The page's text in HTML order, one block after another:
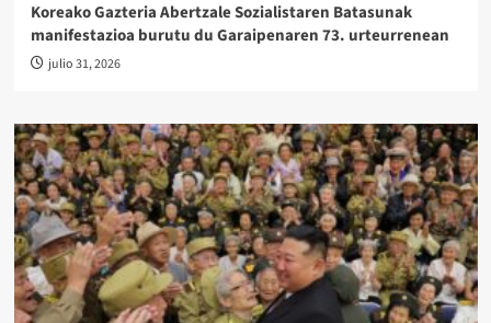
Koreako Gazteria Abertzale Sozialistaren Batasunak
manifestazioa burutu du Garaipenaren 73. urteurrenean
julio 31, 2026